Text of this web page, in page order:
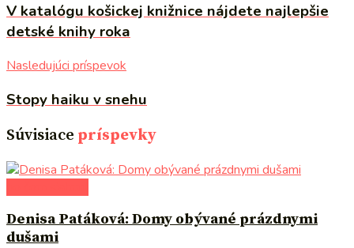
V katalógu košickej knižnice nájdete najlepšie
detské knihy roka
Nasledujúci príspevok
Stopy haiku v snehu
Súvisiace príspevky
Denisa Patáková: Domy obývané prázdnymi
dušami